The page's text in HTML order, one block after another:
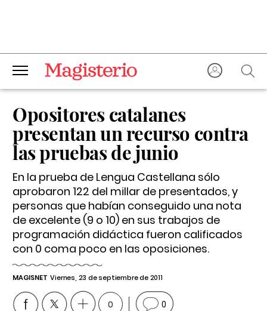
Opositores catalanes
presentan un recurso contra
las pruebas de junio
En la prueba de Lengua Castellana sólo
aprobaron 122 del millar de presentados, y
personas que habían conseguido una nota
de excelente (9 o 10) en sus trabajos de
programación didáctica fueron calificados
con 0 coma poco en las oposiciones.
MAGISNET Viernes, 23 de septiembre de 2011
0 0